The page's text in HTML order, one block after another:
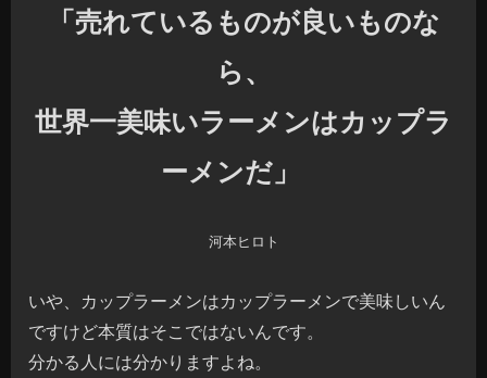
「売れているものが良いものな
ら、
世界一美味いラーメンはカップラ
ーメンだ」
河本ヒロト
いや、カップラーメンはカップラーメンで美味しいん
ですけど本質はそこではないんです。
分かる人には分かりますよね。